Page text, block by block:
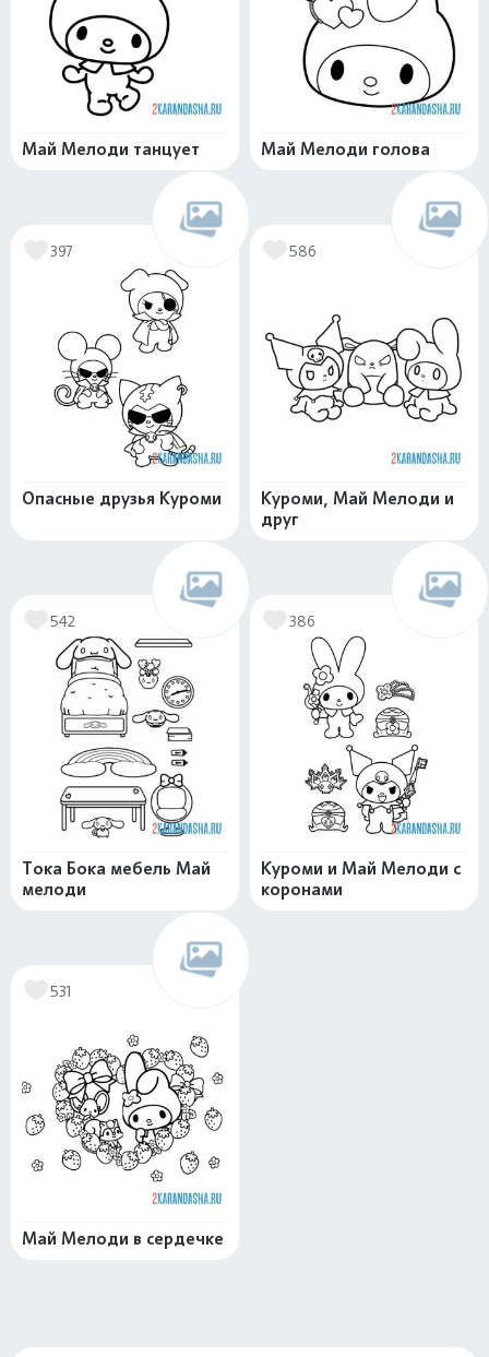
Май Мелоди танцует Май Мелоди голова
397
Опасные друзья Куроми
586
Куроми, Май Мелоди и
друг
542
Тока Бока мебель Май
мелоди
386
Куроми и Май Мелоди с
коронами
531
Май Мелоди в сердечке